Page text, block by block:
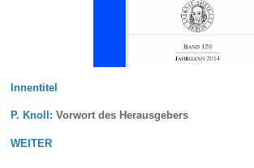
Innentitel
P. Knoll: Vorwort des Herausgebers
WEITER